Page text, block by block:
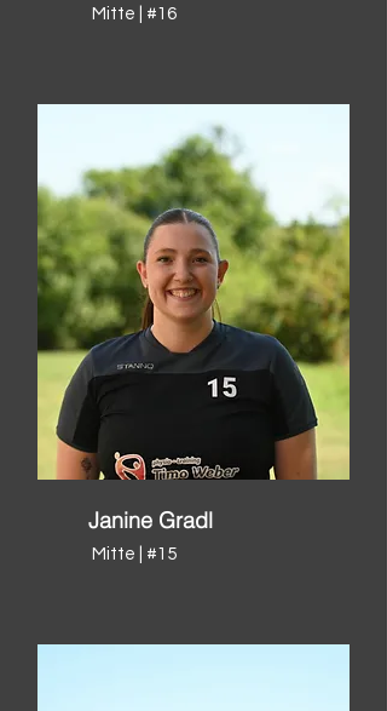
Mitte | #16
Janine Gradl
Mitte | #15